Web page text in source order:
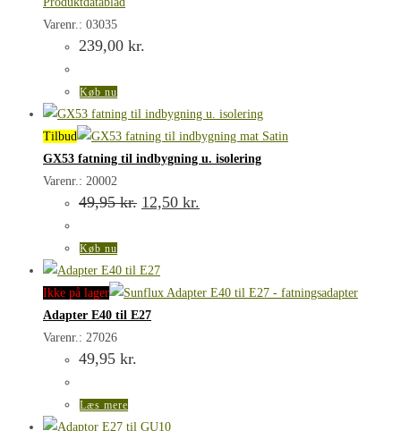
Varenr.: 03035
239,00 kr.
Køb nu
Tilbud
GX53 fatning til indbygning u. isolering
Varenr.: 20002
49,95kr. Den
oprindelige
49,95 kr..
12,50 kr.
aktuelle
Køb nu
Ikke på lager
Adapter E40 til E27
Varenr.: 27026
49,95 kr.
Læs mere